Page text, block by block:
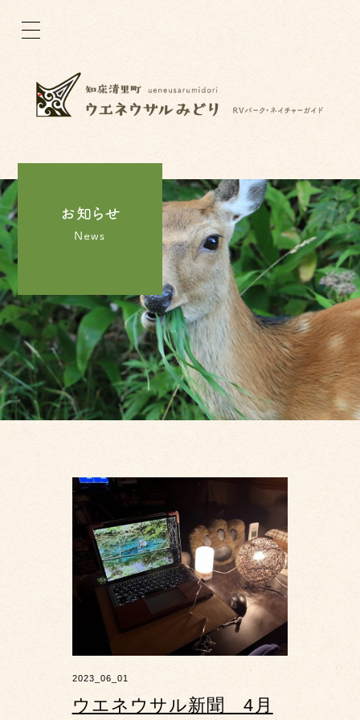
2023_06_01
ウエネウサル新聞 4月